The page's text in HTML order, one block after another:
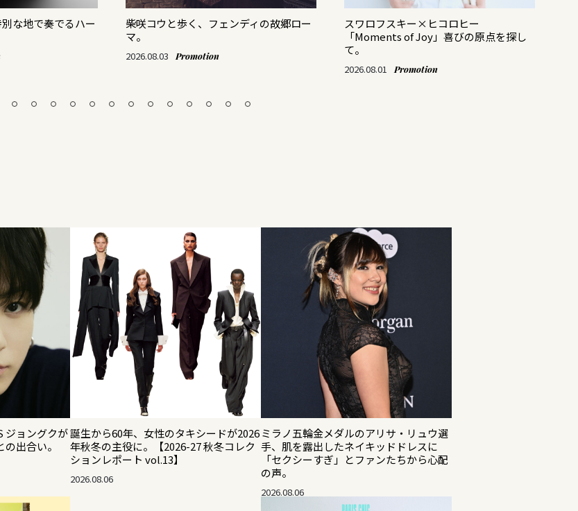
な地で奏でるハー
柴咲コウと歩く、フェンディの故郷ロー
マ。
2026.08.03 Promotion
スワロフスキー×ヒコロヒー
「Moments of Joy」喜びの原点を探し
て。
2026.08.01 Promotion
ジョングクが
出合い。
誕生から60年、女性のタキシードが2026
年秋冬の主役に。【2026-27 秋冬コレク
ションレポート vol.13】
2026.08.06
ミラノ五輪金メダルのアリサ・リュウ選
手、肌を露出したネイキッドドレスに
「セクシーすぎ」とファンたちから心配
の声。
2026.08.06